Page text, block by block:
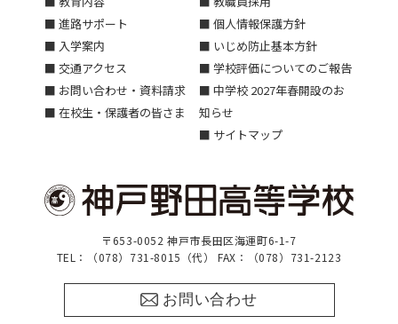
■ 進路サポート
■ 入学案内
■ 交通アクセス
■ お問い合わせ・資料請求
■ 在校生・保護者の皆さま
■ 個人情報保護方針
■ いじめ防止基本方針
■ 学校評価についてのご報告
■ 中学校 2027年春開設のお
知らせ
■ サイトマップ
〒653-0052 神戸市長田区海運町6-1-7
TEL：（078）731-8015（代） FAX：（078）731-2123
お問い合わせ